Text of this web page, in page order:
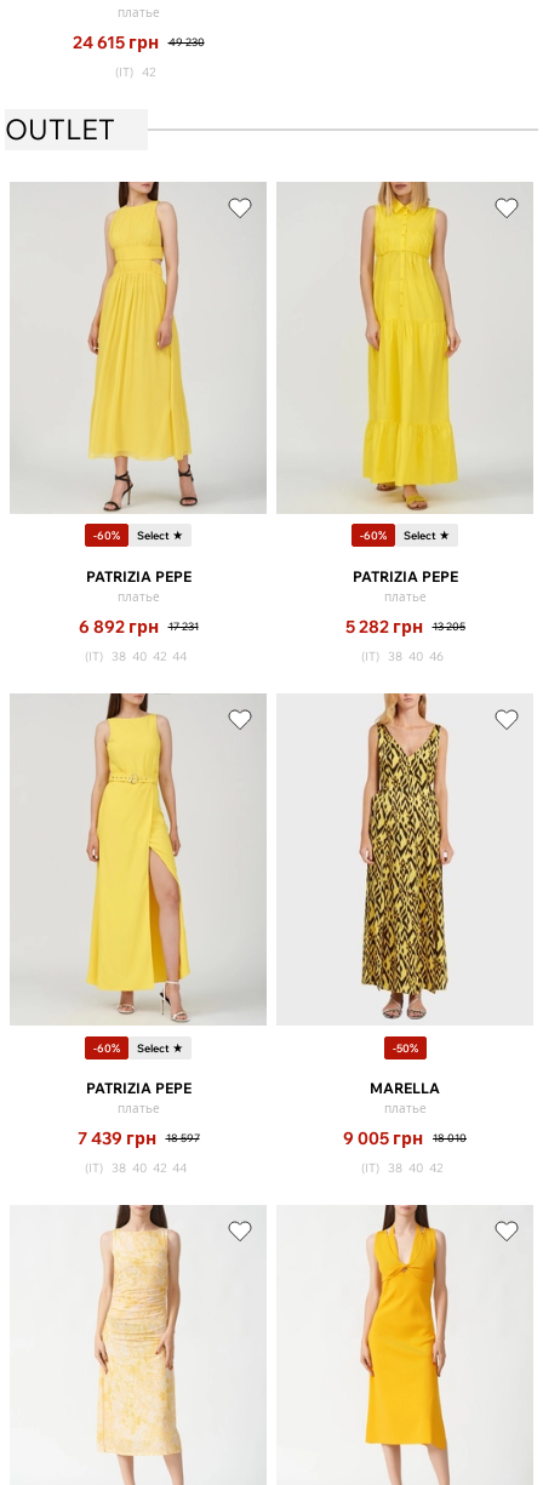
платье
24 615 грн 49 230
(IT) 42
OUTLET
-60% Select ★
PATRIZIA PEPE
платье
6 892 грн 17 231
(IT) 38 40 42 44
-60% Select ★
PATRIZIA PEPE
платье
5 282 грн 13 205
(IT) 38 40 46
-60% Select ★
PATRIZIA PEPE
платье
7 439 грн 18 597
(IT) 38 40 42 44
-50%
MARELLA
платье
9 005 грн 18 010
(IT) 38 40 42